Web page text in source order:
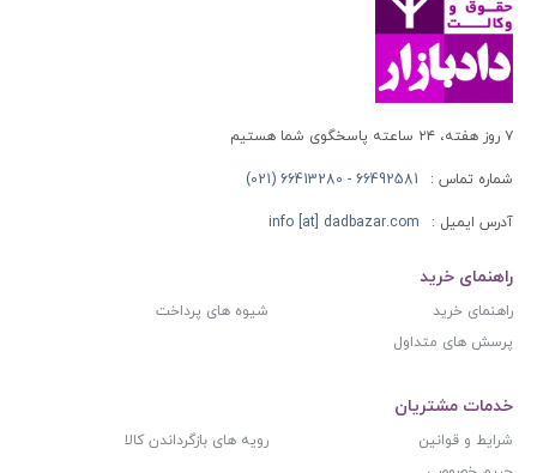
۷ روز هفته، ۲۴ ساعته پاسخگوی شما هستیم
شماره تماس : 66492581 - 66413280 (021)
آدرس ایمیل : info [at] dadbazar.com
راهنمای خرید
راهنمای خرید
شیوه های پرداخت
پرسش های متداول
خدمات مشتریان
شرایط و قوانین
رویه های بازگرداندن کالا